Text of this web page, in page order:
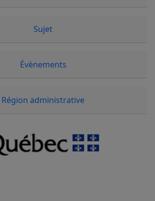
Sujet
Évènements
Région administrative